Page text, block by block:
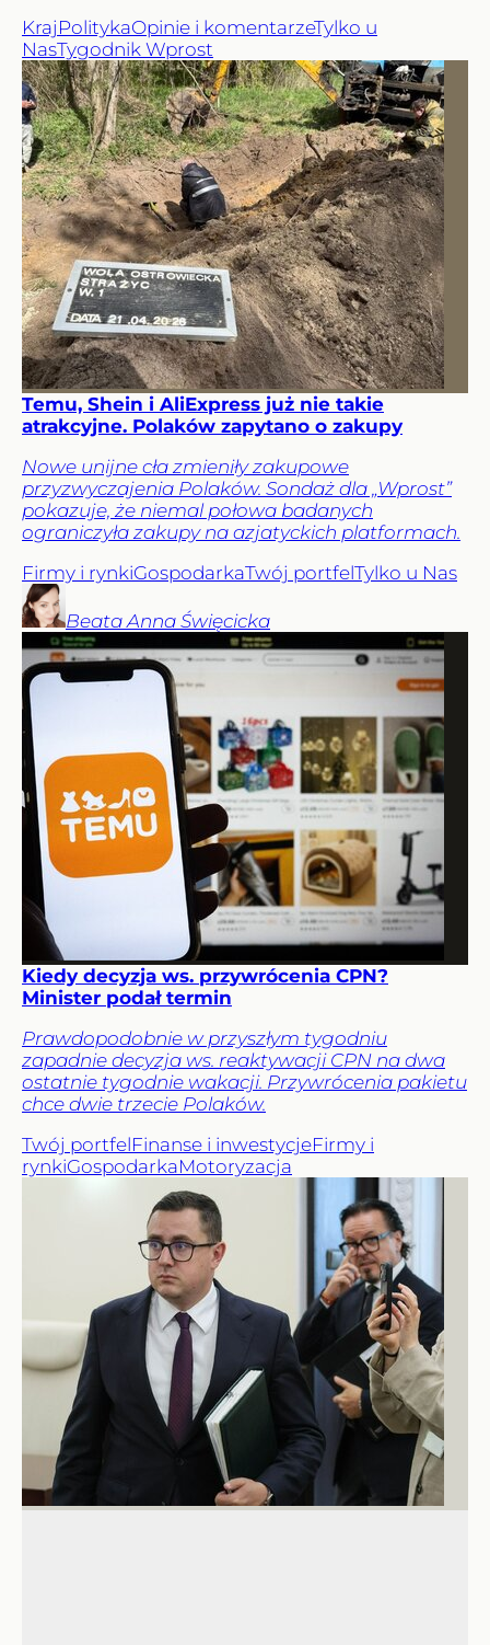
Kraj PolitykaOpinie i komentarzeTylko u
NasTygodnik Wprost
Temu, Shein i AliExpress już nie takie
atrakcyjne. Polaków zapytano o zakupy
Nowe unijne cła zmieniły zakupowe
przyzwyczajenia Polaków. Sondaż dla „Wprost”
pokazuje, że niemal połowa badanych
ograniczyła zakupy na azjatyckich platformach.
Firmy i rynkiGospodarkaTwój portfelTylko u Nas
Beata Anna Święcicka
Kiedy decyzja ws. przywrócenia CPN?
Minister podał termin
Prawdopodobnie w przyszłym tygodniu
zapadnie decyzja ws. reaktywacji CPN na dwa
ostatnie tygodnie wakacji. Przywrócenia pakietu
chce dwie trzecie Polaków.
Twój portfelFinanse i inwestycjeFirmy i
rynkiGospodarkaMotoryzacja